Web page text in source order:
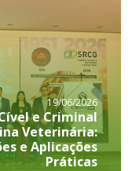
19/06/2026
e Criminal
Veterinária:
e Aplicações
Práticas